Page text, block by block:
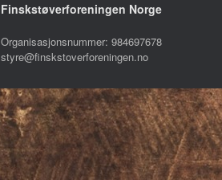
Finskstøverforeningen Norge
Organisasjonsnummer: 984697678
styre@finskstoverforeningen.no